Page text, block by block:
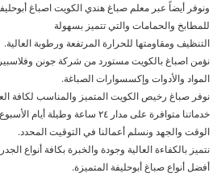
ونوفر أيضاً عبر معلم صباغ هندي الكويت اصباغ
للمطابخ والحمامات والتي تتميز بسهولة
التنظيف ومقاومتها للحرارة المرتفعة ورطوبة العالية.
نؤمن اصباغ بالكويت مستورد من شركة جونن
المواد والأدوات وإكسسوارات الصباغة.
نوفر صباغ رخيص الكويت المتميز والمناسب لكافة
خدماتنا متوافرة على مدار ٢٤ ساعة
الوقت والجهد ونسلم أعمالنا في التوقيت المحدد.
نتميز بالكفاءة العالية وجودة والخبرة بكافة أنواع
أفضل أنواع صباغ أبوحليفة المتميزة.